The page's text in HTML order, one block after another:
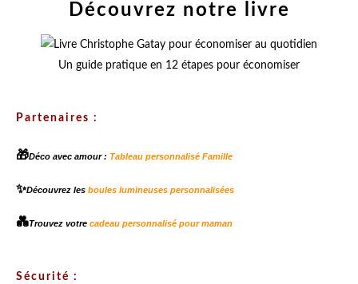
Découvrez notre livre
Un guide pratique en 12 étapes pour économiser
Partenaires :
🎁Déco avec amour : Tableau personnalisé Famille
✨Découvrez les boules lumineuses personnalisées
💑Trouvez votre cadeau personnalisé pour maman
Sécurité :